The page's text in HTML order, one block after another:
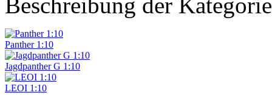
Panther 1:10
Jagdpanther G 1:10
LEOI 1:10